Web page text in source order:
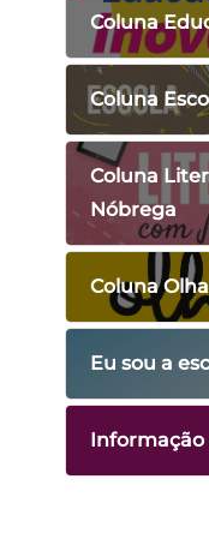
Coluna
Coluna
Coluna
Nóbrega
Coluna
Eu sou a
Informação